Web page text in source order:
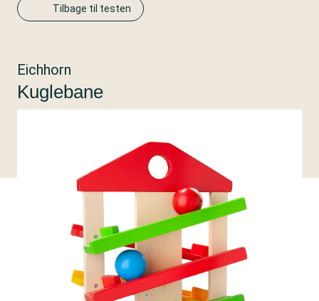
Tilbage til testen
Eichhorn
Kuglebane